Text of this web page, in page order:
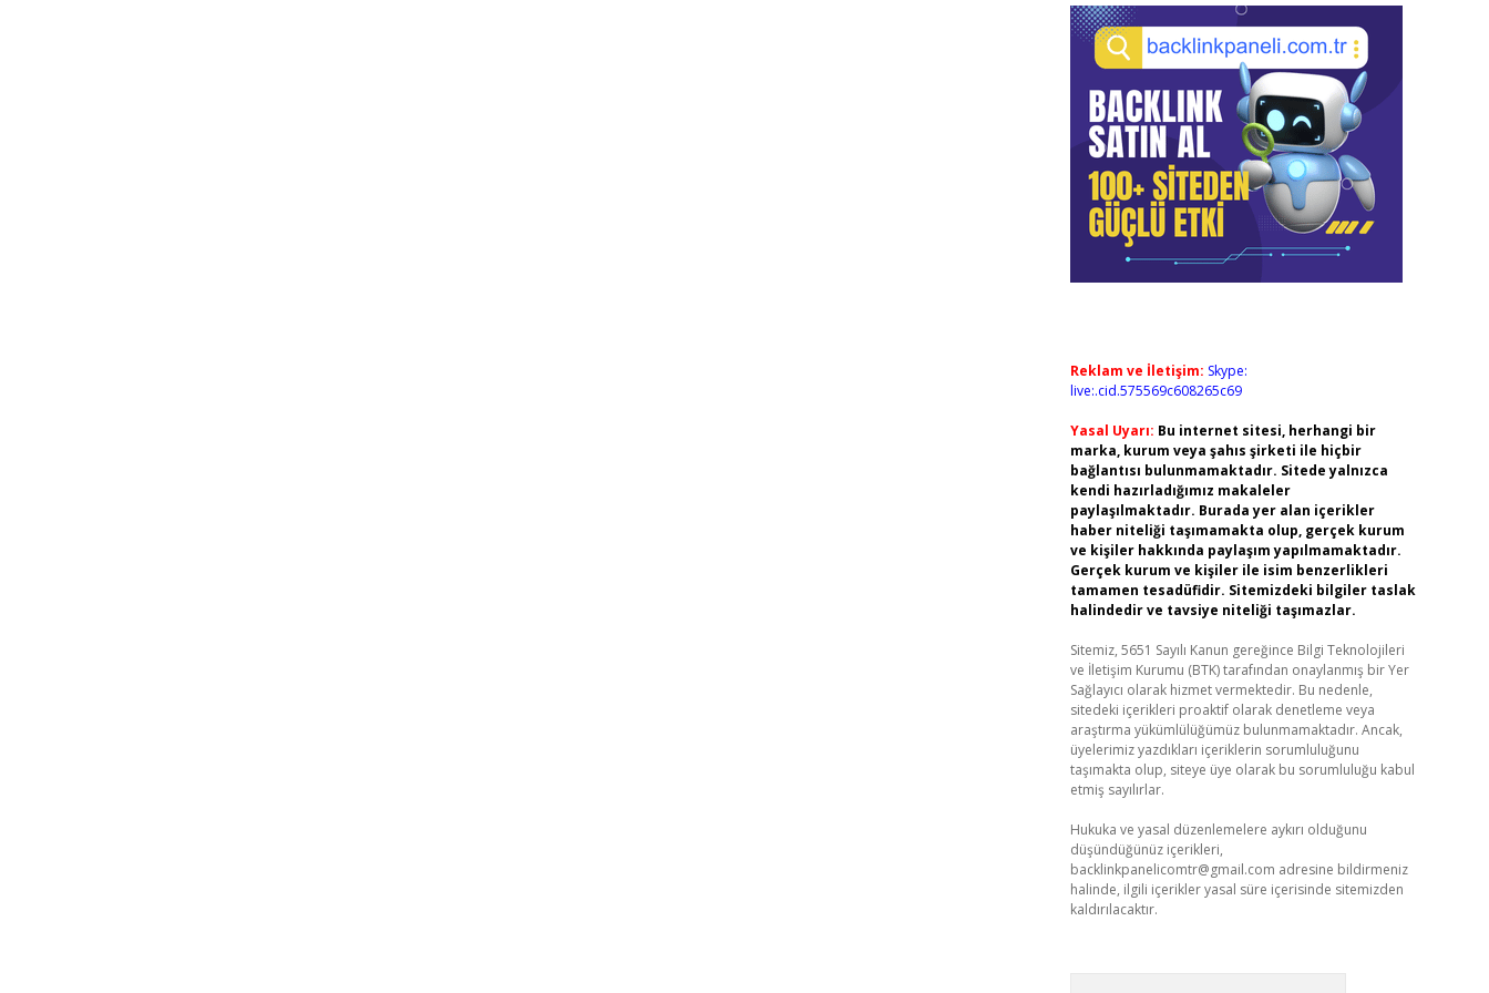
Reklam ve İletişim: Skype:
live:.cid.575569c608265c69
Yasal Uyarı: Bu internet sitesi, herhangi bir
marka, kurum veya şahıs şirketi ile hiçbir
bağlantısı bulunmamaktadır. Sitede yalnızca
kendi hazırladığımız makaleler
paylaşılmaktadır. Burada yer alan içerikler
haber niteliği taşımamakta olup, gerçek kurum
ve kişiler hakkında paylaşım yapılmamaktadır.
Gerçek kurum ve kişiler ile isim benzerlikleri
tamamen tesadüfidir. Sitemizdeki bilgiler taslak
halindedir ve tavsiye niteliği taşımazlar.
Sitemiz, 5651 Sayılı Kanun gereğince Bilgi Teknolojileri
ve İletişim Kurumu (BTK) tarafından onaylanmış bir Yer
Sağlayıcı olarak hizmet vermektedir. Bu nedenle,
sitedeki içerikleri proaktif olarak denetleme veya
araştırma yükümlülüğümüz bulunmamaktadır. Ancak,
üyelerimiz yazdıkları içeriklerin sorumluluğunu
taşımakta olup, siteye üye olarak bu sorumluluğu kabul
etmiş sayılırlar.
Hukuka ve yasal düzenlemelere aykırı olduğunu
düşündüğünüz içerikleri,
backlinkpanelicomtr@gmail.com adresine bildirmeniz
halinde, ilgili içerikler yasal süre içerisinde sitemizden
kaldırılacaktır.